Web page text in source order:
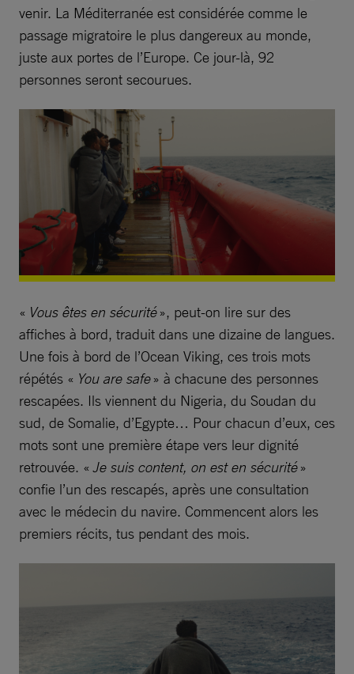
venir. La Méditerranée est considérée comme le
passage migratoire le plus dangereux au monde,
juste aux portes de l’Europe. Ce jour-là, 92
personnes seront secourues.
« Vous êtes en sécurité», peut-on lire sur des
affiches à bord, traduit dans une dizaine de langues.
Une fois à bord de l’Ocean Viking, ces trois mots
répétés « You are safe» à chacune des personnes
rescapées. Ils viennent du Nigeria, du Soudan du
sud, de Somalie, d’Egypte… Pour chacun d’eux, ces
mots sont une première étape vers leur dignité
retrouvée. « Je suis content, on est en sécurité»
confie l’un des rescapés, après une consultation
avec le médecin du navire. Commencent alors les
premiers récits, tus pendant des mois.